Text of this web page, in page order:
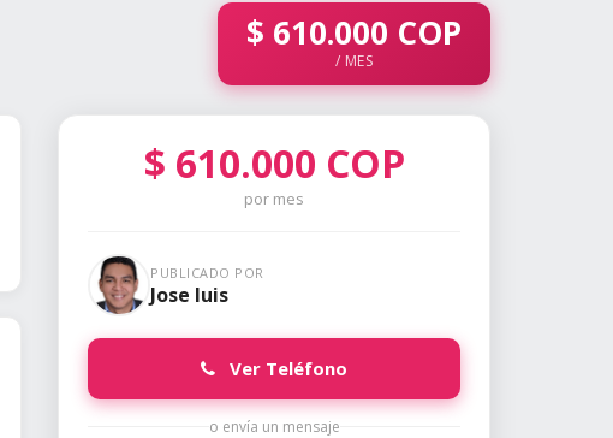
$ 610.000 COP
/ MES
$ 610.000 COP
por mes
PUBLICADO POR
Jose luis
Ver Teléfono
o envía un mensaje